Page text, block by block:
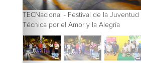
TECNacional - Festival de la Juventud
Técnica por el Amor y la Alegría